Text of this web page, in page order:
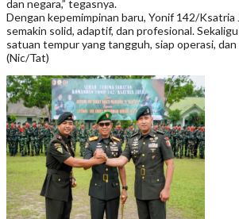
dan negara,” tegasnya.
Dengan kepemimpinan baru, Yonif 142/Ksatria
semakin solid, adaptif, dan profesional.
satuan tempur yang tangguh, siap operasi,
(Nic/Tat)